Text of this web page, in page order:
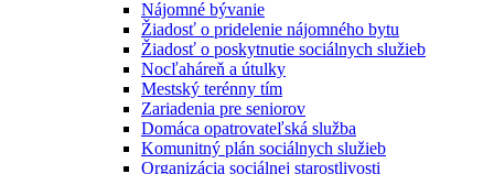
Nájomné bývanie
Žiadosť o pridelenie nájomného bytu
Žiadosť o poskytnutie sociálnych služieb
Nocľaháreň a útulky
Mestský terénny tím
Zariadenia pre seniorov
Domáca opatrovateľská služba
Komunitný plán sociálnych služieb
Organizácia sociálnej starostlivosti